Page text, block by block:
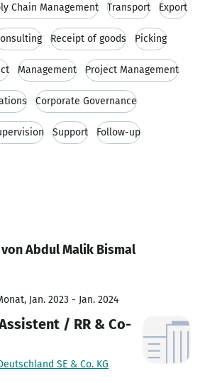
Chain Management Transport Export
Receipt of goods Picking
Management Project Management
Corporate Governance
Support Follow-up
Abdul Malik Bismal
Jan. 2023 - Jan. 2024
/ RR & Co-
SE & Co. KG